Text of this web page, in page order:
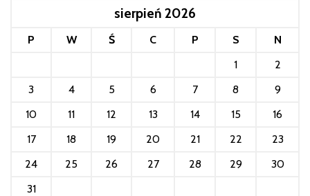
sierpień 2026
P W Ś C P S
N
1
2
3
4 5 6 7 8
9
10
11 12 13 14 15
16
17
18 19 20 21 22
23
24
25 26 27 28 29
30
31